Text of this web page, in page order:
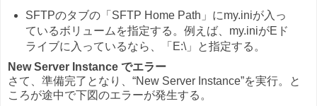
SFTPのタブの「SFTP Home Path」にmy.iniが入っ
ているボリュームを指定する。例えば、my.iniがEド
ライブに入っているなら、「E:\」と指定する。
New Server Instance でエラー
さて、準備完了となり、“New Server Instance”を実行。と
ころが途中で下図のエラーが発生する。